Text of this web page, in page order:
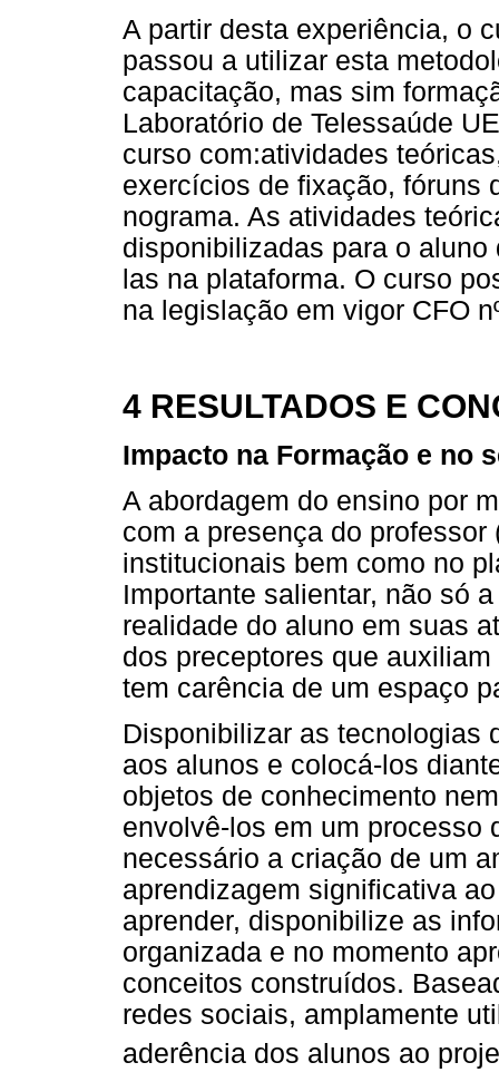
A partir desta experiência, o
passou a utilizar esta
capacitação, mas sim
Laboratório de Telessaúde
curso com:atividades
exercícios de fixação, fóruns
nograma. As atividades
disponibilizadas para o
las na plataforma. O curso
na legislação em vigor CFO
4 RESULTADOS E
Impacto na Formação e no
A abordagem do ensino por
com a presença do
institucionais bem como no
Importante salientar, não só
realidade do aluno em suas
dos preceptores que
tem carência de um espaço
Disponibilizar as tecnologias
aos alunos e colocá-los
objetos de conhecimento
envolvê-los em um processo
necessário a criação de um
aprendizagem significativa
aprender, disponibilize as
organizada e no momento
conceitos construídos.
redes sociais, amplamente
aderência dos alunos ao